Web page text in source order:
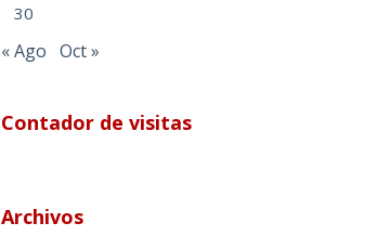
30
« Ago Oct »
Contador de visitas
Archivos